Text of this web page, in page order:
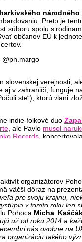
Preto je
súboru spolu s
občanov EÚ k
slovenskej verejnosti,
aj v zahraničí, funguje
ste“), ktorú vlani
indie-folkové duo
, ale Pavlo musel
Records ,
organizátorov
väčší dôraz na
pre svoju krajinu,
v tomto roku len
Pohoda Michal Kaščák
už od roku 2014 a
nás osobne na
organizáciu takého